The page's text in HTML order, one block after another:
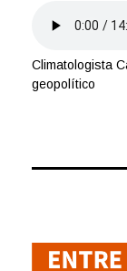
Climatologista
geopolítico